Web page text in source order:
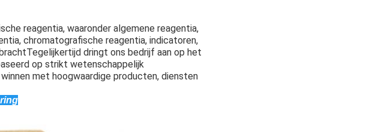
reagentia, waaronder algemene reagentia,
chromatografische reagentia, indicatoren,
dringt ons bedrijf aan op het
op strikt wetenschappelijk
met hoogwaardige producten, diensten